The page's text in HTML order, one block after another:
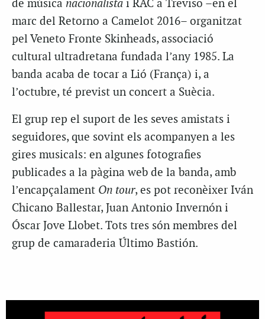
de música nacionalista i RAC a Treviso –en el
marc del Retorno a Camelot 2016– organitzat
pel Veneto Fronte Skinheads, associació
cultural ultradretana fundada l’any 1985. La
banda acaba de tocar a Lió (França) i, a
l’octubre, té previst un concert a Suècia.
El grup rep el suport de les seves amistats i
seguidores, que sovint els acompanyen a les
gires musicals: en algunes fotografies
publicades a la pàgina web de la banda, amb
l’encapçalament On tour, es pot reconèixer Iván
Chicano Ballestar, Juan Antonio Invernón i
Óscar Jove Llobet. Tots tres són membres del
grup de camaraderia Último Bastión.